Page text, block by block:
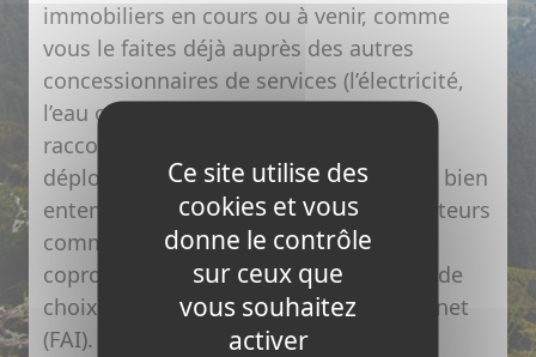
immobiliers en cours ou à venir, comme
vous le faites déjà auprès des autres
concessionnaires de services (l’électricité,
l’eau ou le gaz) afin d’assurer leur
raccordement au réseau Fibre Optique
déployé par THD 38Le réseau Fibre est bien
entendu ouvert à l’ensemble des opérateurs
commerciaux pour garantir aux futurs
copropriétaires ou locataires la liberté de
choix de leur Fournisseur d’Accès Internet
(FAI).
Ce site utilise des
cookies et vous
donne le contrôle
sur ceux que
vous souhaitez
activer